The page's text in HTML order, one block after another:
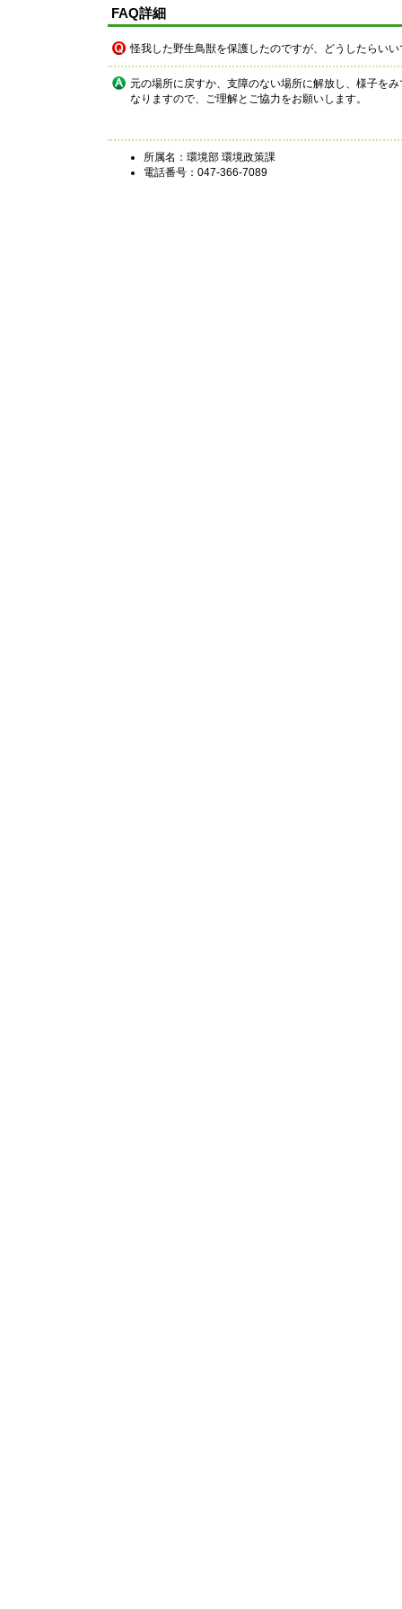
FAQ詳細
怪我した野生鳥獣を保護したのですが、どうしたらいい
元の場所に戻すか、支障のない場所に解放し、様子を
なりますので、ご理解とご協力をお願いします。
所属名：環境部 環境政策課
電話番号：047-366-7089